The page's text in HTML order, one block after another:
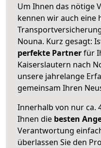
Um Ihnen das nötige
kennen wir auch eine
Nouna. Kurz gesagt:
perfekte Partnerfür
Kaiserslautern nach
unsere jahrelange
gemeinsam Ihren
Innerhalb von nur ca.
Ihnen die besten
Verantwortung
überlassen Sie den